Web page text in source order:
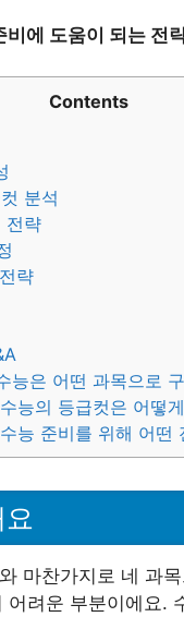
비에 도움이 되는 전
Contents
분석
전략
략
능은 어떤 과목으로
능의 등급컷은 어떻
능 준비를 위해 어떤
마찬가지로 네 과
어려운 부분이에요.